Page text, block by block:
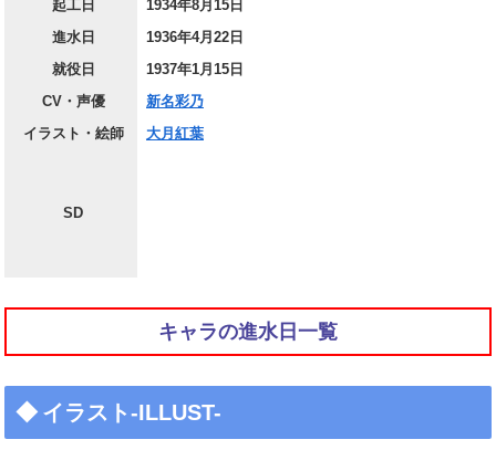
起工日
1934年8月15日
進水日
1936年4月22日
就役日
1937年1月15日
CV・声優
新名彩乃
イラスト・絵師
大月紅葉
SD
キャラの進水日一覧
イラスト-ILLUST-